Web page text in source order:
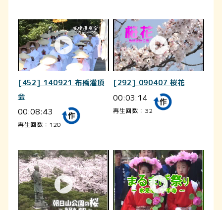
[452] 140921 布橋灌頂
会
00:08:43
再生回数：120
[292] 090407 桜花
00:03:14
再生回数：32